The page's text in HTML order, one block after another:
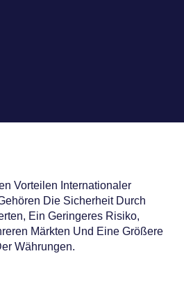
Vorteilen Internationaler
Die Sicherheit Durch
Ein Geringeres Risiko,
Märkten Und Eine Größere
Währungen.